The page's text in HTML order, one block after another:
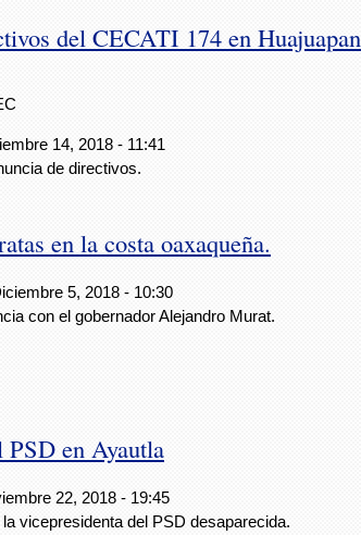
del CECATI 174 en Huajuapan
14, 2018 - 11:41
de directivos.
en la costa oaxaqueña.
5, 2018 - 10:30
con el gobernador Alejandro Murat.
en Ayautla
22, 2018 - 19:45
vicepresidenta del PSD desaparecida.